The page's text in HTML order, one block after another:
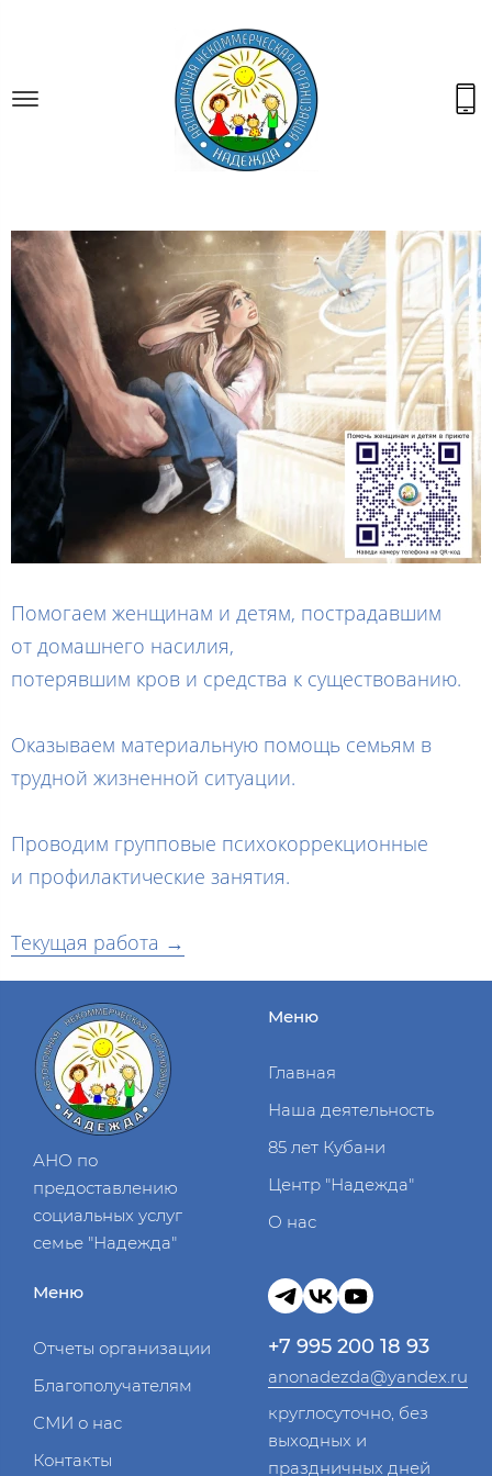
Помогаем женщинам и детям, пострадавшим
от домашнего насилия,
потерявшим кров и средства к существованию.
Оказываем материальную помощь семьям в
трудной жизненной ситуации.
Проводим групповые психокоррекционные
и профилактические занятия.
Текущая работа →
АНО по
предоставлению
социальных услуг
семье "Надежда"
Меню
Главная
Наша деятельность
85 лет Кубани
Центр "Надежда"
О нас
Меню
Отчеты организации
Благополучателям
СМИ о нас
Контакты
+7 995 200 18 93
anonadezda@yandex.ru
круглосуточно, без
выходных и
праздничных дней